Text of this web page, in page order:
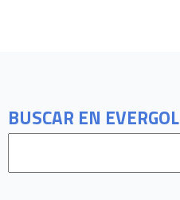
BUSCAR EN EVERGOL